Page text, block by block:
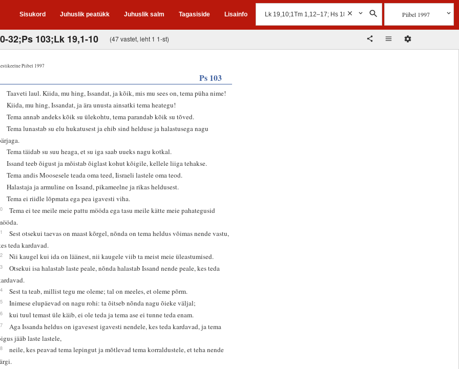
Sisukord Juhuslik peatükk Juhuslik salm Tagasiside Lisainfo Piibel 1997
32;Ps 103;Lk 19,1-10 (47 vastet, leht 1 1-st)
Piibel 1997
Ps 103
Taaveti laul. Kiida, mu hing, Issandat, ja kõik, mis mu sees on, tema püha nime!
Kiida, mu hing, Issandat, ja ära unusta ainsatki tema heategu!
Tema annab andeks kõik su ülekohtu, tema parandab kõik su tõved.
Tema lunastab su elu hukatusest ja ehib sind helduse ja halastusega nagu
Tema täidab su suu heaga, et su iga saab uueks nagu kotkal.
Issand teeb õigust ja mõistab õiglast kohut kõigile, kellele liiga tehakse.
Tema andis Moosesele teada oma teed, Iisraeli lastele oma teod.
Halastaja ja armuline on Issand, pikameelne ja rikas heldusest.
Tema ei riidle lõpmata ega pea igavesti viha.
Tema ei tee meile meie pattu mööda ega tasu meile kätte meie pahategusid
Sest otsekui taevas on maast kõrgel, nõnda on tema heldus võimas nende vastu,
teda kardavad.
Nii kaugel kui ida on läänest, nii kaugele viib ta meist meie üleastumised.
Otsekui isa halastab laste peale, nõnda halastab Issand nende peale, kes teda
Sest ta teab, millist tegu me oleme; tal on meeles, et oleme põrm.
Inimese elupäevad on nagu rohi: ta õitseb nõnda nagu õieke väljal;
kui tuul temast üle käib, ei ole teda ja tema ase ei tunne teda enam.
Aga Issanda heldus on igavesest igavesti nendele, kes teda kardavad, ja tema
jääb laste lastele,
neile, kes peavad tema lepingut ja mõtlevad tema korraldustele, et teha nende